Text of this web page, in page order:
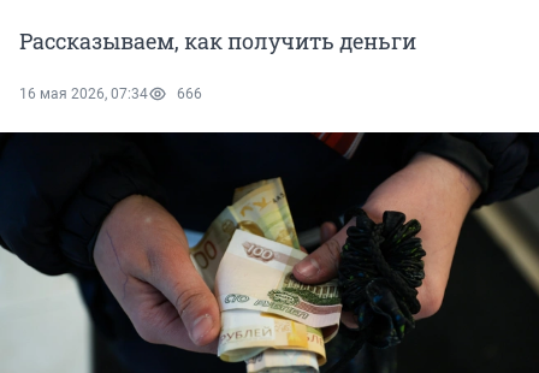
Рассказываем, как получить деньги
16 мая 2026, 07:34 666